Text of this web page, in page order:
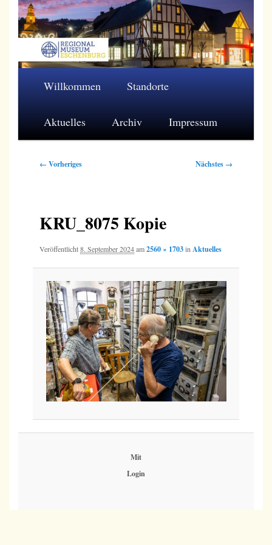
Zum
primären
Inhalt
Regionalmuseum Eschenburg e.V.
Willkommen Standorte
Aktuelles Archiv Impressum
Bilder-
← Vorheriges Nächstes →
KRU_8075 Kopie
Veröffentlicht8. September 2024am2560 × 1703in Aktuelles
Mit
Login